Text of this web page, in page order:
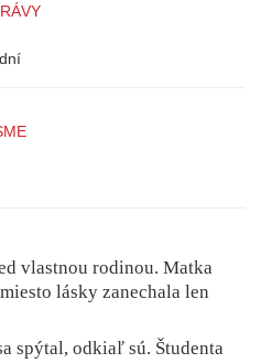
vlastnou rodinou. Matka
lásky zanechala len
spýtal, odkiaľ sú. Študenta